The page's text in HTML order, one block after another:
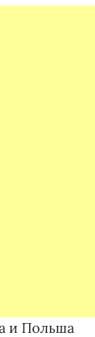
и Польша